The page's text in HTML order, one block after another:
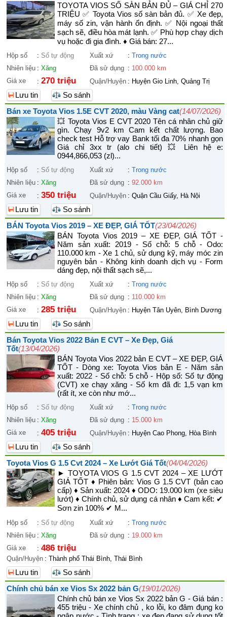
TOYOTA VIOS SỐ SÀN BẢN ĐỦ – GIÁ CHỈ 270
TRIỆU ✅ Toyota Vios số sàn bản đủ. ✅ Xe đẹp,
máy số zin, vận hành ổn định. ✅ Nội ngoại thất
sạch sẽ, điều hòa mát lạnh. ✅ Phù hợp chạy dịch
vụ hoặc đi gia đình. ♦ Giá bán: 27...
Hộp số : Số tự động Xuất xứ : Trong nước
Nhiên liệu : Xăng Đã sử dụng : 100.000 km
Giá xe
: 270 triệu Quận/Huyện : Huyện Gio Linh, Quảng Trị
Lưu tin
So sánh
Bán xe Toyota Vios 1.5E CVT 2020, màu Vàng cat(14/07/2026)
💥 Toyota Vios E CVT 2020 Tên cá nhân chủ giữ
gìn. Chạy 9v2 km Cam kết chất lượng. Bao
check test Hỗ trợ vay Bank tối đa 70% nhanh gọn
Giá chỉ 3xx tr (alo chi tiết) 💥 Liên hệ e:
0944,866,053 (zl)...
Hộp số : Số tự động Xuất xứ : Trong nước
Nhiên liệu : Xăng Đã sử dụng : 92.000 km
Giá xe
: 350 triệu Quận/Huyện : Quận Cầu Giấy, Hà Nội
Lưu tin
So sánh
BÁN Toyota Vios 2019 – XE ĐẸP, GIÁ TỐT(23/04/2026)
BÁN Toyota Vios 2019 – XE ĐẸP, GIÁ TỐT -
Năm sản xuất: 2019 - Số chỗ: 5 chỗ - Odo:
110.000 km - Xe 1 chủ, sử dụng kỹ, máy móc zin
nguyên bản - Không kinh doanh dịch vụ - Form
dáng đẹp, nội thất sạch sẽ,...
Hộp số : Số tự động Xuất xứ : Trong nước
Nhiên liệu : Xăng Đã sử dụng : 110.000 km
Giá xe
: 285 triệu Quận/Huyện : Huyện Tân Uyên, Bình Dương
Lưu tin
So sánh
Bán Toyota Vios 2022 Bản E CVT – Xe Đẹp, Giá
Tốt(13/04/2026)
BÁN Toyota Vios 2022 bản E CVT – XE ĐẸP, GIÁ
TỐT - Dòng xe: Toyota Vios bản E - Năm sản
xuất: 2022 - Số chỗ: 5 chỗ - Hộp số: Số tự động
(CVT) xe chạy xăng - Số km đã đi: 1,5 vạn km
(rất ít, xe còn như mớ...
Hộp số : Số tự động Xuất xứ : Trong nước
Nhiên liệu : Xăng Đã sử dụng : 15.000 km
Giá xe
: 405 triệu Quận/Huyện : Huyện Cao Phong, Hòa Bình
Lưu tin
So sánh
Toyota Vios G 1.5 Cvt 2024 – Xe Lướt Giá Tốt(04/04/2026)
► TOYOTA VIOS G 1.5 CVT 2024 – XE LƯỚT
GIÁ TỐT ♦ Phiên bản: Vios G 1.5 CVT (bản cao
cấp) ♦ Sản xuất: 2024 ♦ ODO: 19.000 km (xe siêu
lướt) ♦ Chính chủ, sử dụng cá nhân ♦ Cam kết: ✔
Sơn zin 100% ✔ M...
Hộp số : Số tự động Xuất xứ : Trong nước
Nhiên liệu : Xăng Đã sử dụng : 19.000 km
Giá xe
: 486 triệu
Quận/Huyện : Thành phố Thái Bình, Thái Bình
Lưu tin
So sánh
Chính chủ bán xe Vios Sx 2022 bản G(19/01/2026)
Chính chủ bán xe Vios Sx 2022 bản G - Giá bán :
455 triệu - Xe chính chủ , ko lỗi, ko đâm đụng ko